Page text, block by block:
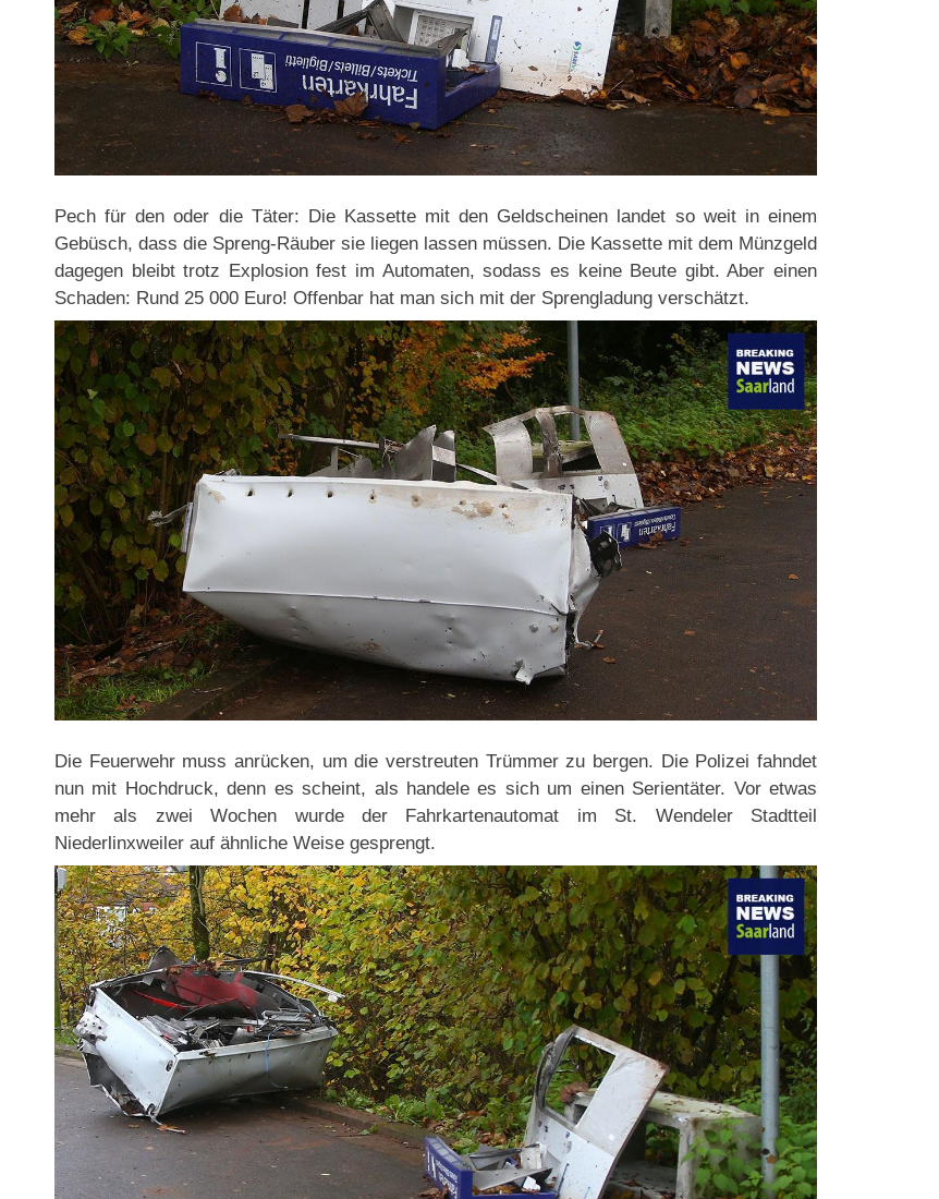
Pech für den oder die Täter: Die Kassette mit den Geldscheinen landet so weit in einem
Gebüsch, dass die Spreng-Räuber sie liegen lassen müssen. Die Kassette mit dem Münzgeld
dagegen bleibt trotz Explosion fest im Automaten, sodass es keine Beute gibt. Aber einen
Schaden: Rund 25 000 Euro! Offenbar hat man sich mit der Sprengladung verschätzt.
Die Feuerwehr muss anrücken, um die verstreuten Trümmer zu bergen. Die Polizei fahndet
nun mit Hochdruck, denn es scheint, als handele es sich um einen Serientäter. Vor etwas
mehr als zwei Wochen wurde der Fahrkartenautomat im St. Wendeler Stadtteil
Niederlinxweiler auf ähnliche Weise gesprengt.